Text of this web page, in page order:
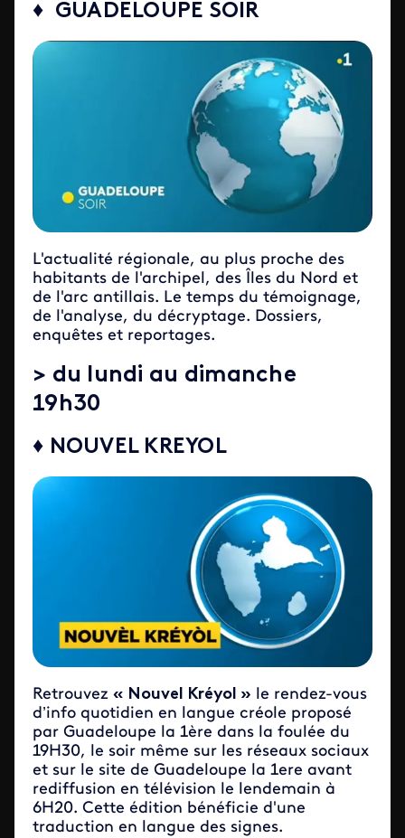
♦ GUADELOUPE SOIR
L'actualité régionale, au plus proche des
habitants de l'archipel, des Îles du Nord et
de l'arc antillais. Le temps du témoignage,
de l'analyse, du décryptage. Dossiers,
enquêtes et reportages.
> du lundi au dimanche
19h30
♦ NOUVEL KREYOL
Retrouvez « Nouvel Kréyol » le rendez-vous
d’info quotidien en langue créole proposé
par Guadeloupe la 1ère dans la foulée du
19H30, le soir même sur les réseaux sociaux
et sur le site de Guadeloupe la 1ere avant
rediffusion en télévision le lendemain à
6H20. Cette édition bénéficie d'une
traduction en langue des signes.